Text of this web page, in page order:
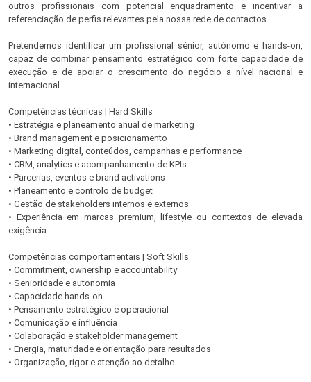
outros profissionais com potencial enquadramento e incentivar a
referenciação de perfis relevantes pela nossa rede de contactos.
Pretendemos identificar um profissional sénior, autónomo e hands-on,
capaz de combinar pensamento estratégico com forte capacidade de
execução e de apoiar o crescimento do negócio a nível nacional e
internacional.
Competências técnicas | Hard Skills
• Estratégia e planeamento anual de marketing
• Brand management e posicionamento
• Marketing digital, conteúdos, campanhas e performance
• CRM, analytics e acompanhamento de KPIs
• Parcerias, eventos e brand activations
• Planeamento e controlo de budget
• Gestão de stakeholders internos e externos
• Experiência em marcas premium, lifestyle ou contextos de elevada
exigência
Competências comportamentais | Soft Skills
• Commitment, ownership e accountability
• Senioridade e autonomia
• Capacidade hands-on
• Pensamento estratégico e operacional
• Comunicação e influência
• Colaboração e stakeholder management
• Energia, maturidade e orientação para resultados
• Organização, rigor e atenção ao detalhe